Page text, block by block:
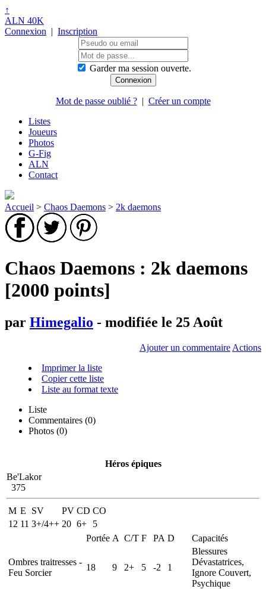
↑
ALN 40K
Connexion | Inscription
Garder ma session ouverte.
Mot de passe oublié ?| Créer un compte
Listes
Joueurs
Photos
G-Fig
ALN
Contact
Accueil > Chaos Daemons > 2k daemons
Chaos Daemons : 2k daemons
[2000 points]
par Himegalio - modifiée le 25 Août
Ajouter un commentaire Actions
Imprimer la liste
Copier cette liste
Liste au format texte
Liste
Commentaires (0)
Photos (0)
Héros épiques
Be'Lakor
375
M E SV PV CD CO
12 11 3+/4++ 20 6+
5
Portée A C/T F PA D Capacités
Ombres traitresses -
Feu Sorcier
18 9 2+ 5 -2 1
Blessures
Dévastatrices,
Ignore Couvert,
Psychique